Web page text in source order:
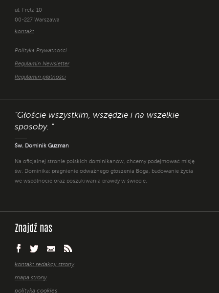
ul. Freta 10
00-227 Warszawa
kontakt
Polityka Prywatności
Regulamin Newsletter
Regulamin płatności
"Głoście wszystkim, wszędzie i na wszelkie
sposoby. "
Św. Dominik Guzman
Na oficjalnej stronie polskich dominikanów, chcemy podejmować misję
św. Dominika: pragnienie odważnego głoszenia Boga, budowanie życia
we wspólnocie oraz poszukiwania prawdy w świecie.
Znajdź nas
kontakt redakcji strony
mapa strony
polityka cookies